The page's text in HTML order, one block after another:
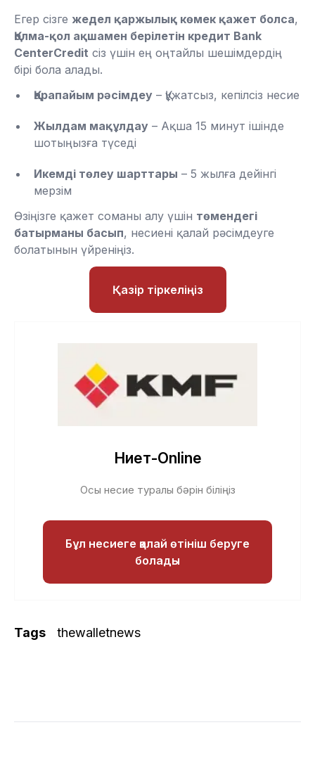
Егер сізге жедел қаржылық көмек қажет болса,
Қолма-қол ақшамен берілетін кредит Bank
CenterCredit сіз үшін ең оңтайлы шешімдердің
бірі бола алады.
Қарапайым рәсімдеу – Құжатсыз, кепілсіз несие
Жылдам мақұлдау – Ақша 15 минут ішінде
шотыңызға түседі
Икемді төлеу шарттары – 5 жылға дейінгі
мерзім
Өзіңізге қажет соманы алу үшін төмендегі
батырманы басып, несиені қалай рәсімдеуге
болатынын үйреніңіз.
Қазір тіркеліңіз
Ниет-Online
Осы несие туралы бәрін біліңіз
Бұл несиеге қалай өтініш беруге
болады
Tags thewalletnews